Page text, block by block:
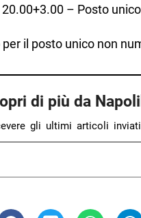
– Posto
il posto unico non
di più da
gli ultimi articoli